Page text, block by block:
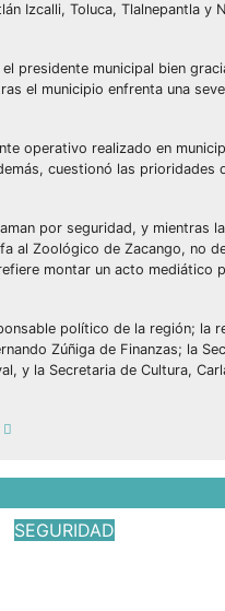
Izcalli, Toluca, Tlalnepantla y
presidente municipal bien
el municipio enfrenta una
operativo realizado en
cuestionó las prioridades
por seguridad, y mientras
al Zoológico de Zacango, no
montar un acto mediático
político de la región; la
Zúñiga de Finanzas; la
y la Secretaria de Cultura,
SEGURIDAD